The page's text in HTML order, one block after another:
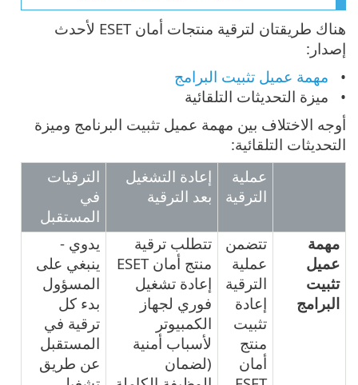
هناك طريقتان لترقية منتجات أمان ESET لأحدث
إصدار:
مهمة عميل تثبيت البرامج
ميزة التحديثات التلقائية
أوجه الاختلاف بين مهمة عميل تثبيت البرنامج وميزة
التحديثات التلقائية:
عملية
الترقية
إعادة التشغيل
بعد الترقية
الترقيات
في
المستقبل
مهمة
عميل
تثبيت
البرامج
تتضمن
عملية
الترقية
إعادة
تثبيت
منتج
أمان
تتطلب ترقية
منتج أمان ESET
إعادة تشغيل
فوري لجهاز
الكمبيوتر
لأسباب أمنية
(لضمان
يدوي -
ينبغي على
المسؤول
بدء كل
ترقية في
المستقبل
عن طريق